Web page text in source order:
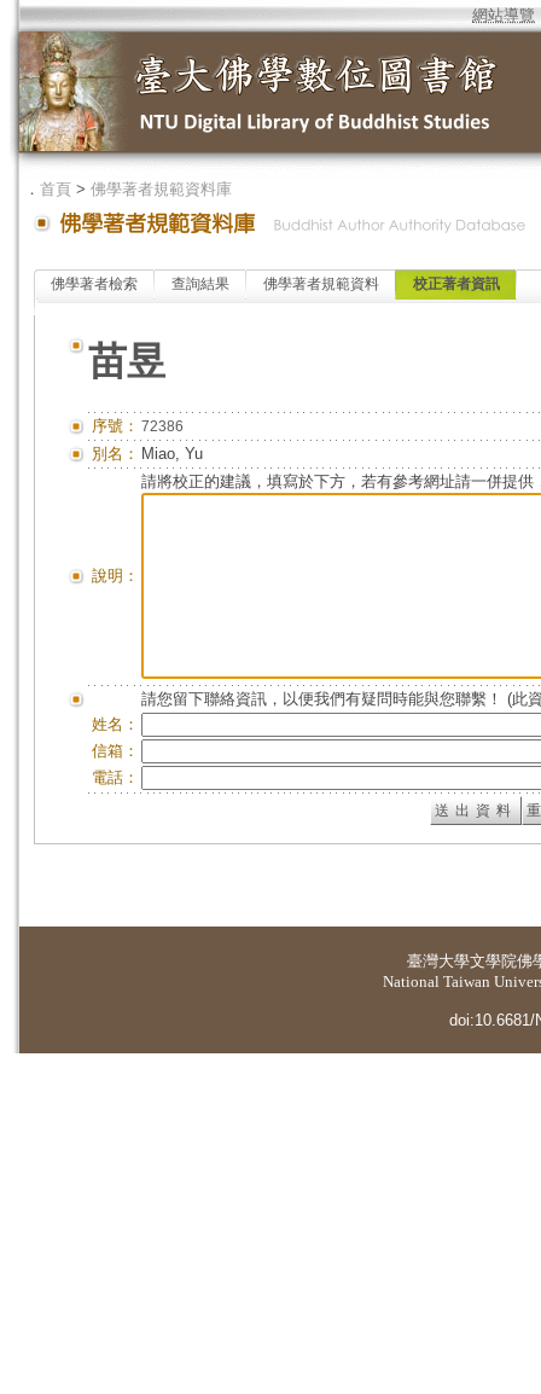
網站導覽
． 首頁 > 佛學著者規範資料庫
佛學著者檢索 查詢結果 佛學著者規範資料 校正著者資訊
苗昱
序號： 72386
別名： Miao, Yu
說明：
請將校正的建議，填寫於下方，若有參考網址請一併提供
請您留下聯絡資訊，以便我們有疑問時能與您聯繫！ (此
姓名：
信箱：
電話：
臺灣大學文學院佛
National Taiwan
doi:10.6681/